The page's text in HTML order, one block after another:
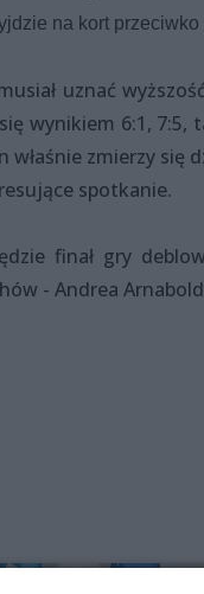
na kort
uznać
wynikiem 6:1,
zmierzy
spotkanie.
finał gry
- Andrea